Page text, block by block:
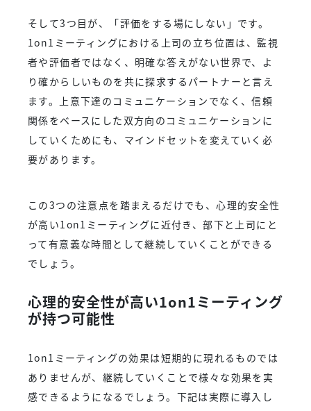
そして3つ目が、「評価をする場にしない」です。
1on1ミーティングにおける上司の立ち位置は、監視
者や評価者ではなく、明確な答えがない世界で、よ
り確からしいものを共に探求するパートナーと言え
ます。上意下達のコミュニケーションでなく、信頼
関係をベースにした双方向のコミュニケーションに
していくためにも、マインドセットを変えていく必
要があります。
この3つの注意点を踏まえるだけでも、心理的安全性
が高い1on1ミーティングに近付き、部下と上司にと
って有意義な時間として継続していくことができる
でしょう。
心理的安全性が高い1on1ミーティング
が持つ可能性
1on1ミーティングの効果は短期的に現れるものでは
ありませんが、継続していくことで様々な効果を実
感できるようになるでしょう。下記は実際に導入し